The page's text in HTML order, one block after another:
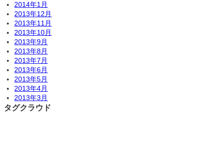
2014年1月
2013年12月
2013年11月
2013年10月
2013年9月
2013年8月
2013年7月
2013年6月
2013年5月
2013年4月
2013年3月
タグクラウド